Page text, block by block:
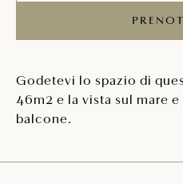
Godetevi lo spazio di
46m2 e la vista sul mare
balcone.